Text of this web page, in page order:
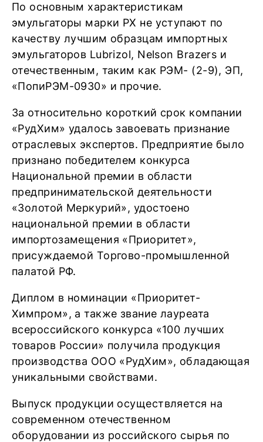
По основным характеристикам
эмульгаторы марки РХ не уступают по
качеству лучшим образцам импортных
эмульгаторов Lubrizol, Nelson Brazers и
отечественным, таким как РЭМ- (2-9), ЭП,
«ПопиРЭМ-0930» и прочие.
За относительно короткий срок компании
«РудХим» удалось завоевать признание
отраслевых экспертов. Предприятие было
признано победителем конкурса
Национальной премии в области
предпринимательской деятельности
«Золотой Меркурий», удостоено
национальной премии в области
импортозамещения «Приоритет»,
присуждаемой Торгово-промышленной
палатой РФ.
Диплом в номинации «Приоритет-
Химпром», а также звание лауреата
всероссийского конкурса «100 лучших
товаров России» получила продукция
производства ООО «РудХим», обладающая
уникальными свойствами.
Выпуск продукции осуществляется на
современном отечественном
оборудовании из российского сырья по